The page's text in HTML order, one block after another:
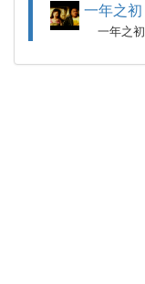
一年之初
一年之初